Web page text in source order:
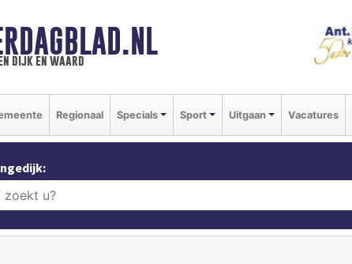
dijk en waard
Regionaal Specials Sport Uitgaan Vacatures